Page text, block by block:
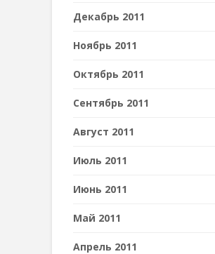
Декабрь 2011
Ноябрь 2011
Октябрь 2011
Сентябрь 2011
Август 2011
Июль 2011
Июнь 2011
Май 2011
Апрель 2011